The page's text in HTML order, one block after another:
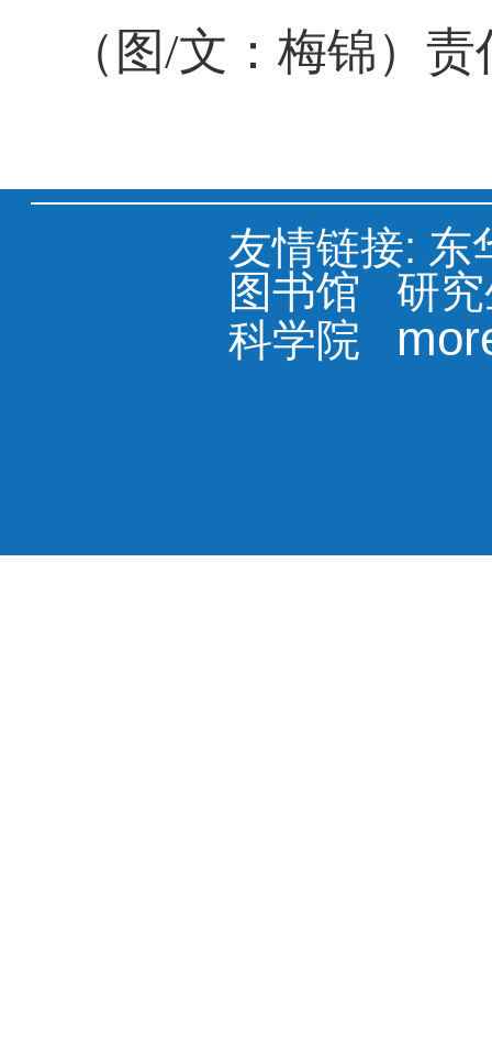
（图/文：梅锦）
友情链接: 东
图书馆
研
科学院